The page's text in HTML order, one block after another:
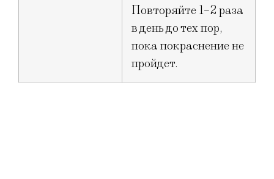
Повторяйте 1–2 раза
в день до тех пор,
пока покраснение не
пройдет.